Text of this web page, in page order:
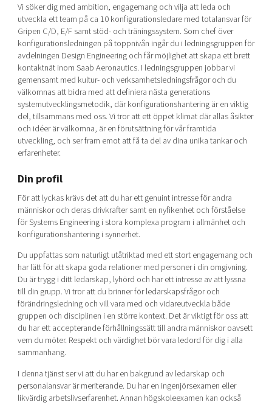
Vi söker dig med ambition, engagemang och vilja att leda och
utveckla ett team på ca 10 konfigurationsledare med totalansvar för
Gripen C/D, E/F samt stöd- och träningssystem. Som chef över
konfigurationsledningen på toppnivån ingår du i ledningsgruppen för
avdelningen Design Engineering och får möjlighet att skapa ett brett
kontaktnät inom Saab Aeronautics. I ledningsgruppen jobbar vi
gemensamt med kultur- och verksamhetsledningsfrågor och du
välkomnas att bidra med att definiera nästa generations
systemutvecklingsmetodik, där konfigurationshantering är en viktig
del, tillsammans med oss. Vi tror att ett öppet klimat där allas åsikter
och idéer är välkomna, är en förutsättning för vår framtida
utveckling, och ser fram emot att få ta del av dina unika tankar och
erfarenheter.
Din profil
För att lyckas krävs det att du har ett genuint intresse för andra
människor och deras drivkrafter samt en nyfikenhet och förståelse
för Systems Engineering i stora komplexa program i allmänhet och
konfigurationshantering i synnerhet.
Du uppfattas som naturligt utåtriktad med ett stort engagemang och
har lätt för att skapa goda relationer med personer i din omgivning.
Du är trygg i ditt ledarskap, lyhörd och har ett intresse av att lyssna
till din grupp. Vi tror att du brinner för ledarskapsfrågor och
förändringsledning och vill vara med och vidareutveckla både
gruppen och disciplinen i en större kontext. Det är viktigt för oss att
du har ett accepterande förhållningssätt till andra människor oavsett
vem du möter. Respekt och värdighet bör vara ledord för dig i alla
sammanhang.
I denna tjänst ser vi att du har en bakgrund av ledarskap och
personalansvar är meriterande. Du har en ingenjörsexamen eller
likvärdig arbetslivserfarenhet. Annan högskoleexamen kan också